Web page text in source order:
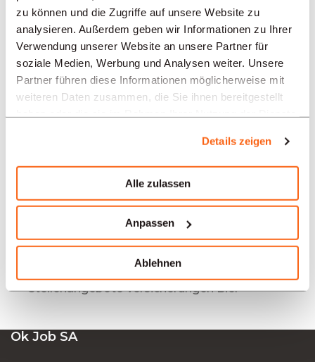
zu können und die Zugriffe auf unsere Website zu
analysieren. Außerdem geben wir Informationen zu Ihrer
Verwendung unserer Website an unsere Partner für
soziale Medien, Werbung und Analysen weiter. Unsere
Partner führen diese Informationen möglicherweise mit
weiteren Daten zusammen, die Sie ihnen bereitgestellt
Details zeigen
Alle zulassen
Anpassen
Ablehnen
BRANCHEN
PROFESSION
SPRACHE
Versicherungen
Angebote in anderen Regionen:
Stellenangebote Versicherungen Biel
Ok Job SA